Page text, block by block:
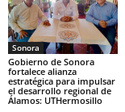
Sonora
Gobierno de Sonora
fortalece alianza
estratégica para impulsar
el desarrollo regional de
Álamos: UTHermosillo